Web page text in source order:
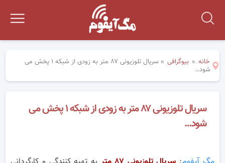
خانه » بیوگرافی »
سریال تلوزیونی ۸۷ متر به زودی از شبکه ۱ پخش می
شود…
سریال تلوزیونی ۸۷ متر به زودی از شبکه ۱ پخش می
شود…